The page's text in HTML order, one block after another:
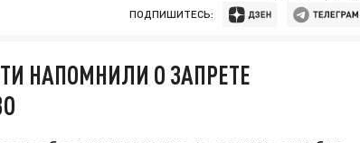
ПОДПИШИТЕСЬ:
НАПОМНИЛИ О ЗАПРЕТЕ